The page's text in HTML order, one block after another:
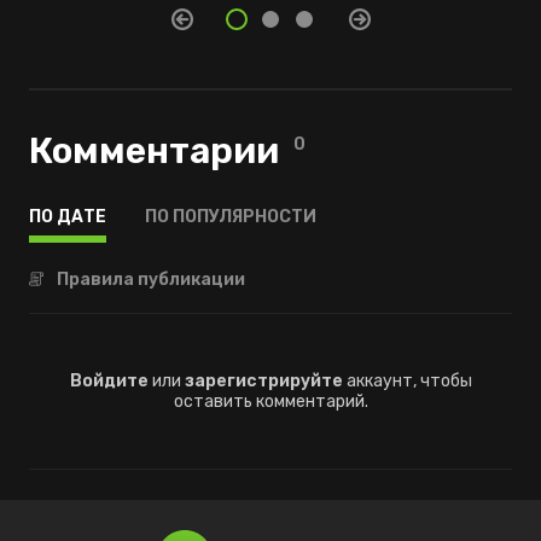
Комментарии 0
ПО ДАТЕ ПО ПОПУЛЯРНОСТИ
Правила публикации
Войдите или зарегистрируйте аккаунт, чтобы
оставить комментарий.